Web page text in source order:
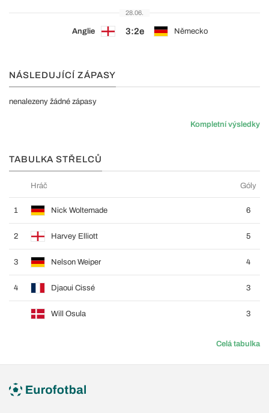
28.06.
Anglie 3:2e Německo
NÁSLEDUJÍCÍ ZÁPASY
nenalezeny žádné zápasy
Kompletní výsledky
TABULKA STŘELCŮ
Hráč Góly
1 Nick Woltemade 6
2 Harvey Elliott 5
3 Nelson Weiper 4
4 Djaoui Cissé 3
Will Osula 3
Celá tabulka